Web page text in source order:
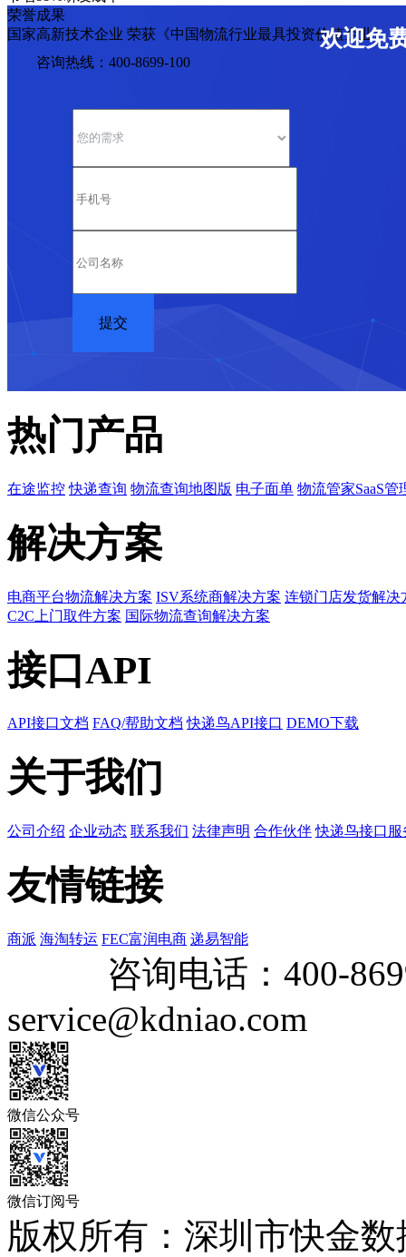
荣誉成果
国家高新技术企业 荣获《中国物流行业最具投资价值企业》
欢迎免
咨询热线：400-8699-100
热门产品
在途监控 快递查询 物流查询地图版 电子面单 物流管家SaaS管
解决方案
电商平台物流解决方案 ISV系统商解决方案 连锁门店发货解决
C2C上门取件方案 国际物流查询解决方案
接口API
API接口文档 FAQ/帮助文档 快递鸟API接口 DEMO下载
关于我们
公司介绍 企业动态 联系我们 法律声明 合作伙伴 快递鸟接口服
友情链接
商派 海淘转运 FEC富润电商 递易智能
咨询电话： 400-
service@kdniao.com
微信公众号
微信订阅号
版权所有：深圳市快金